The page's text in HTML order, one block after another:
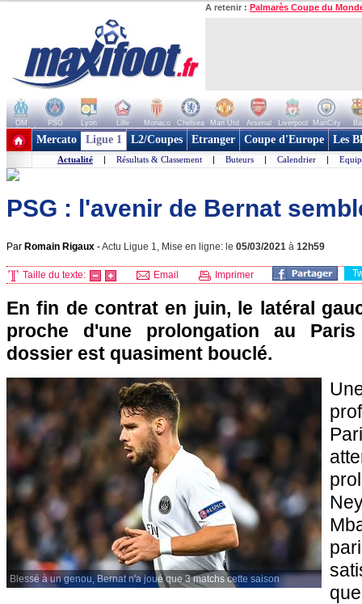
A retenir : Palmarès Coupe du
OM PSG Lyon Lille Monaco Chelsea Man Utd Arsenal Liverpool ManCity
+ de clubs
Mercato Ligue 1 L2/Coupes Etranger Coupe d'Europe Les
Actualité | Résultats & Classement | Buteurs | Calendrier |
PSG : l'avenir de Bernat
Par Romain Rigaux -Actu Ligue 1, Mise en ligne: le 05/03/2021 à 12h59
Taille du texte: Email Imprimer
En fin de contrat en juin, le latéral
proche d'une prolongation au Paris
dossier est quasiment bouclé.
Blessé à un genou, Bernat n'a joué que 3 matchs cette saison